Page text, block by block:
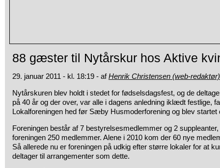
88 gæster til Nytårskur hos Aktive
29. januar 2011 - kl. 18:19 - afHenrik Christensen (web-redaktør)
Nytårskuren blev holdt i stedet for fødselsdagsfest, og de
på 40 år og der over, var alle i dagens anledning iklædt festlige,
Lokalforeningen hed før Sæby Husmoderforening og blev startet
Foreningen består af 7 bestyrelsesmedlemmer og 2
foreningen 250 medlemmer. Alene i 2010 kom der 60 nye
Så allerede nu er foreningen på udkig efter større lokaler for at
deltager til arrangementer som dette.